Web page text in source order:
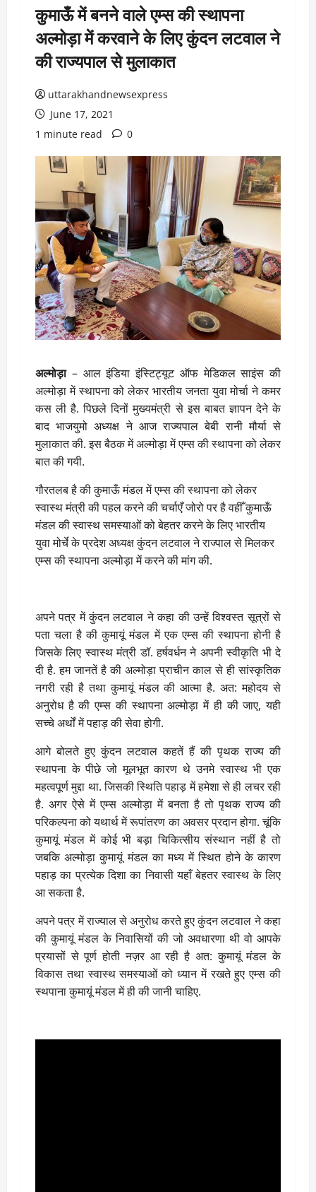
कुमाऊँ में बनने वाले एम्स की स्थापना
अल्मोड़ा में करवाने के लिए कुंदन लटवाल ने
की राज्यपाल से मुलाकात
uttarakhandnewsexpress
June 17, 2021
1 minute read
0
अल्मोड़ा– आल इंडिया इंस्टिट्यूट ऑफ मेडिकल साइंस की
अल्मोड़ा में स्थापना को लेकर भारतीय जनता युवा मोर्चा ने कमर
कस ली है. पिछले दिनों मुख्यमंत्री से इस बाबत ज्ञापन देने के
बाद भाजयुमो अध्यक्ष ने आज राज्यपाल बेबी रानी मौर्या से
मुलाकात की. इस बैठक में अल्मोड़ा में एम्स की स्थापना को लेकर
बात की गयी.
गौरतलब है की कुमाऊँ मंडल में एम्स की स्थापना को लेकर
स्वास्थ मंत्री की पहल करने की चर्चाएँ जोरो पर है वहीँ कुमाऊँ
मंडल की स्वास्थ समस्याओं को बेहतर करने के लिए भारतीय
युवा मोर्चे के प्रदेश अध्यक्ष कुंदन लटवाल ने राज्पाल से मिलकर
एम्स की स्थापना अल्मोड़ा में करने की मांग की.
अपने पत्र में कुंदन लटवाल ने कहा की उन्हें विश्वस्त सूत्रों से
पता चला है की कुमायूं मंडल में एक एम्स की स्थापना होनी है
जिसके लिए स्वास्थ मंत्री डॉ. हर्षवर्धन ने अपनी स्वीकृति भी दे
दी है. हम जानतें है की अल्मोड़ा प्राचीन काल से ही सांस्कृतिक
नगरी रही है तथा कुमायूं मंडल की आत्मा है. अत: महोदय से
अनुरोध है की एम्स की स्थापना अल्मोड़ा में ही की जाए, यही
सच्चे अर्थों में पहाड़ की सेवा होगी.
आगे बोलते हुए कुंदन लटवाल कहतें हैं की पृथक राज्य की
स्थापना के पीछे जो मूलभूत कारण थे उनमे स्वास्थ भी एक
महत्वपूर्ण मुद्दा था. जिसकी स्थिति पहाड़ में हमेशा से ही लचर रही
है. अगर ऐसे में एम्स अल्मोड़ा में बनता है तो पृथक राज्य की
परिकल्पना को यथार्थ में रूपांतरण का अवसर प्रदान होगा. चूंकि
कुमायूं मंडल में कोई भी बड़ा चिकित्सीय संस्थान नहीं है तो
जबकि अल्मोड़ा कुमायूं मंडल का मध्य में स्थित होने के कारण
पहाड़ का प्रत्येक दिशा का निवासी यहाँ बेहतर स्वास्थ के लिए
आ सकता है.
अपने पत्र में राज्याल से अनुरोध करते हुए कुंदन लटवाल ने कहा
की कुमायूं मंडल के निवासियों की जो अवधारणा थी वो आपके
प्रयासों से पूर्ण होती नज़र आ रही है अत: कुमायूं मंडल के
विकास तथा स्वास्थ समस्याओं को ध्यान में रखते हुए एम्स की
स्थपाना कुमायूं मंडल में ही की जानी चाहिए.